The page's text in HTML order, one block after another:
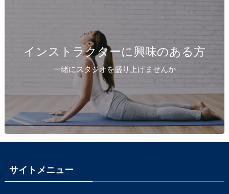
インストラクターに興味のある方
一緒にスタジオを盛り上げませんか
サイトメニュー